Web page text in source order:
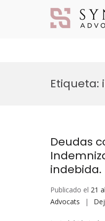
Etiqueta:
Deudas
indebida.
Publicado el 21
Advocats